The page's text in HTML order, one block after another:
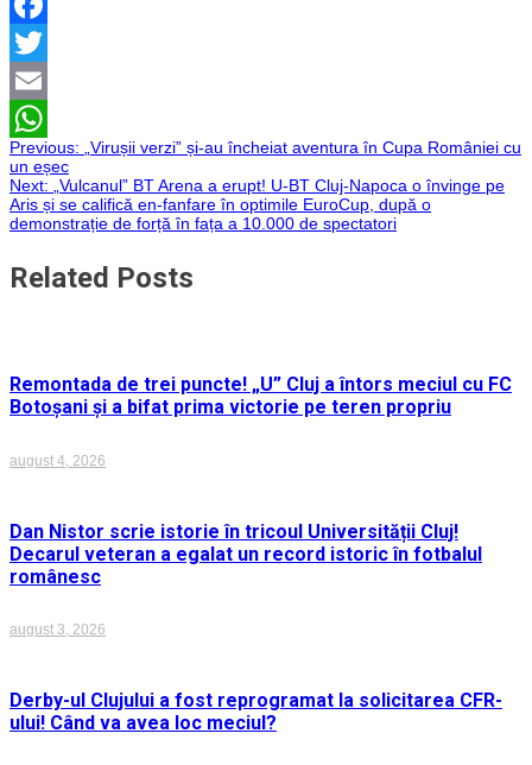
Facebook
Twitter
Email
WhatsApp
Navigare
în
Previous:
„Virușii verzi” și-au încheiat aventura în Cupa României cu
un eșec
Next:
„Vulcanul” BT Arena a erupt! U-BT Cluj-Napoca o învinge pe
Aris și se califică en-fanfare în optimile EuroCup, după o
demonstrație de forță în fața a 10.000 de spectatori
Related Posts
Remontada de trei puncte! „U” Cluj a întors meciul cu FC
Botoșani și a bifat prima victorie pe teren propriu
august 4, 2026
Dan Nistor scrie istorie în tricoul Universității Cluj!
Decarul veteran a egalat un record istoric în fotbalul
românesc
august 3, 2026
Derby-ul Clujului a fost reprogramat la solicitarea CFR-
ului! Când va avea loc meciul?